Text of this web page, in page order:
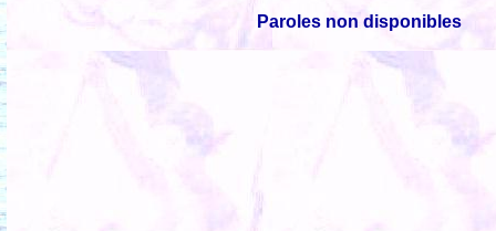
Paroles non disponibles